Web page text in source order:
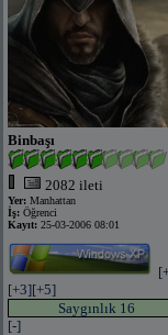
Binbaşı
2082 ileti
Yer: Manhattan
İş: Öğrenci
Kayıt: 25-03-2006 08:01
[+3][+5]
Saygınlık 16
[-]